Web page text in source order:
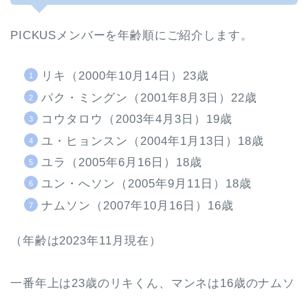
PICKUSメンバーを年齢順にご紹介します。
リキ（2000年10月14日）23歳
パク・ミングン（2001年8月3日）22歳
コウタロウ（2003年4月3日）19歳
ユ・ヒョンスン（2004年1月13日）18歳
ユラ（2005年6月16日）18歳
ユン・へソン（2005年9月11日）18歳
ナムソン（2007年10月16日）16歳
（年齢は2023年11月現在）
一番年上は23歳のリキくん、マンネは16歳のナムソ